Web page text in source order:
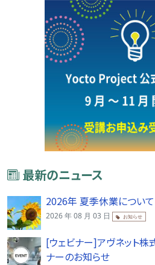
最新のニュース
2026年 夏季休業について
2026 年 08 月 03 日 お知らせ
[ウェビナー]アヴネット
ナーのお知らせ